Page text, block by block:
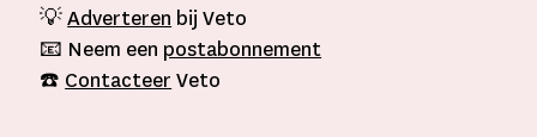
💡Adverteren bij Veto
📧 Neem een postabonnement
☎️ Contacteer Veto